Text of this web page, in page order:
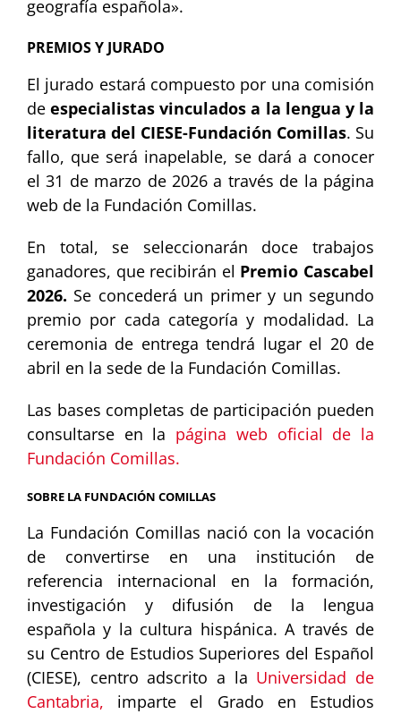
geografía española».
PREMIOS Y JURADO
El jurado estará compuesto por una comisión
de especialistas vinculados a la lengua y la
literatura del CIESE-Fundación Comillas. Su
fallo, que será inapelable, se dará a conocer
el 31 de marzo de 2026 a través de la página
web de la Fundación Comillas.
En total, se seleccionarán doce trabajos
ganadores, que recibirán el Premio Cascabel
2026. Se concederá un primer y un segundo
premio por cada categoría y modalidad. La
ceremonia de entrega tendrá lugar el 20 de
abril en la sede de la Fundación Comillas.
Las bases completas de participación pueden
consultarse en la página web oficial de la
Fundación Comillas.
SOBRE LA FUNDACIÓN COMILLAS
La Fundación Comillas nació con la vocación
de convertirse en una institución de
referencia internacional en la formación,
investigación y difusión de la lengua
española y la cultura hispánica. A través de
su Centro de Estudios Superiores del Español
(CIESE), centro adscrito a la Universidad de
Cantabria, imparte el Grado en Estudios